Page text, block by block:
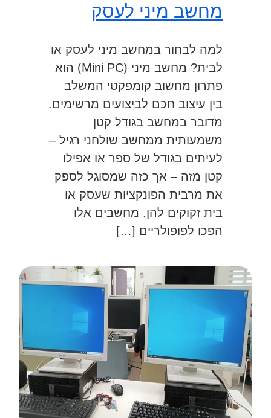
מחשב מיני לעסק
למה לבחור במחשב מיני לעסק או
לבית? מחשב מיני (Mini PC) הוא
פתרון מחשוב קומפקטי המשלב
בין עיצוב חכם לביצועים מרשימים.
מדובר במחשב בגודל קטן
משמעותית ממחשב שולחני רגיל –
לעיתים בגודל של ספר או אפילו
קטן מזה – אך כזה שמסוגל לספק
את מרבית הפונקציות שעסק או
בית זקוקים להן. מחשבים אלו
הפכו לפופולריים […]